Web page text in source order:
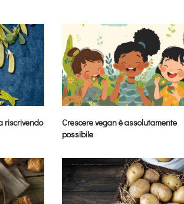
riscrivendo
Crescere vegan è assolutamente
possibile